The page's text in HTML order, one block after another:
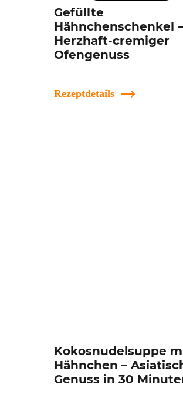
Gefüllte
Hähnchenschenkel –
Herzhaft-cremiger
Ofengenuss
Rezeptdetails
Kokosnudelsuppe
Hähnchen –
Genuss in 30